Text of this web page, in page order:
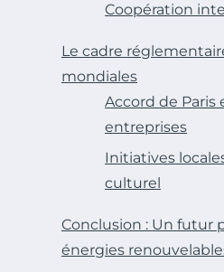
Coopération
Le cadre
mondiales
Accord de
entreprises
Initiatives
culturel
Conclusion : Un futur
énergies